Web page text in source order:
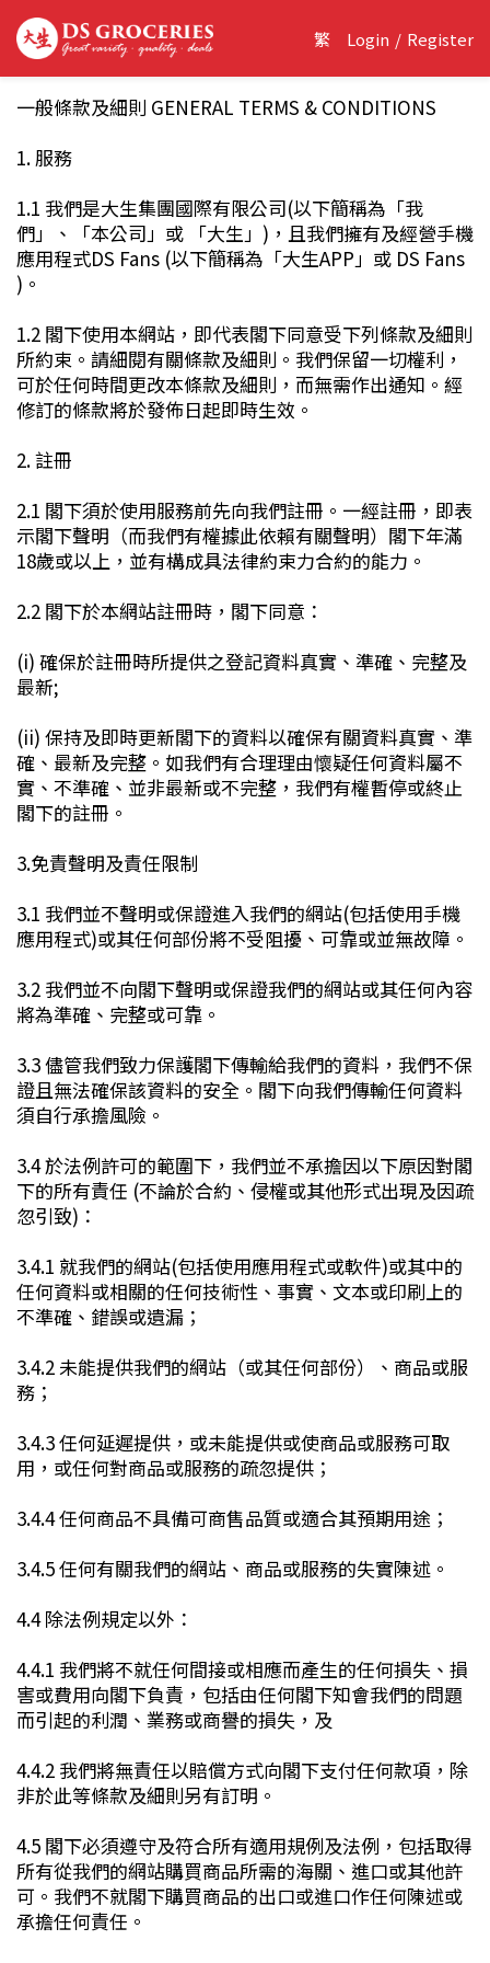
繁 Login / Register
一般條款及細則 GENERAL TERMS & CONDITIONS
1. 服務
1.1 我們是大生集團國際有限公司(以下簡稱為「我
們」、「本公司」或 「大生」)，且我們擁有及經營手機
應用程式DS Fans (以下簡稱為「大生APP」或 DS Fans
)。
1.2 閣下使用本網站，即代表閣下同意受下列條款及細則
所約束。請細閱有關條款及細則。我們保留一切權利，
可於任何時間更改本條款及細則，而無需作出通知。經
修訂的條款將於發佈日起即時生效。
2. 註冊
2.1 閣下須於使用服務前先向我們註冊。一經註冊，即表
示閣下聲明（而我們有權據此依賴有關聲明）閣下年滿
18歲或以上，並有構成具法律約束力合約的能力。
2.2 閣下於本網站註冊時，閣下同意：
(i) 確保於註冊時所提供之登記資料真實、準確、完整及
最新;
(ii) 保持及即時更新閣下的資料以確保有關資料真實、準
確、最新及完整。如我們有合理理由懷疑任何資料屬不
實、不準確、並非最新或不完整，我們有權暫停或終止
閣下的註冊。
3.免責聲明及責任限制
3.1 我們並不聲明或保證進入我們的網站(包括使用手機
應用程式)或其任何部份將不受阻擾、可靠或並無故障。
3.2 我們並不向閣下聲明或保證我們的網站或其任何內容
將為準確、完整或可靠。
3.3 儘管我們致力保護閣下傳輸給我們的資料，我們不保
證且無法確保該資料的安全。閣下向我們傳輸任何資料
須自行承擔風險。
3.4 於法例許可的範圍下，我們並不承擔因以下原因對閣
下的所有責任 (不論於合約、侵權或其他形式出現及因疏
忽引致)：
3.4.1 就我們的網站(包括使用應用程式或軟件)或其中的
任何資料或相關的任何技術性、事實、文本或印刷上的
不準確、錯誤或遺漏；
3.4.2 未能提供我們的網站（或其任何部份）、商品或服
務；
3.4.3 任何延遲提供，或未能提供或使商品或服務可取
用，或任何對商品或服務的疏忽提供；
3.4.4 任何商品不具備可商售品質或適合其預期用途；
3.4.5 任何有關我們的網站、商品或服務的失實陳述。
4.4 除法例規定以外：
4.4.1 我們將不就任何間接或相應而產生的任何損失、損
害或費用向閣下負責，包括由任何閣下知會我們的問題
而引起的利潤、業務或商譽的損失，及
4.4.2 我們將無責任以賠償方式向閣下支付任何款項，除
非於此等條款及細則另有訂明。
4.5 閣下必須遵守及符合所有適用規例及法例，包括取得
所有從我們的網站購買商品所需的海關、進口或其他許
可。我們不就閣下購買商品的出口或進口作任何陳述或
承擔任何責任。